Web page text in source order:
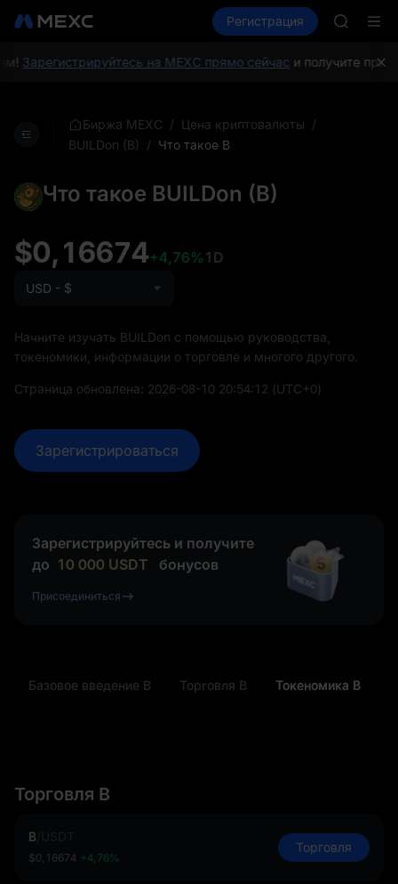
Рынки Спот Фьючерсы
Регистрация
TST
AAOI
Зарегистрируйтесь на MEXC прямо сейчаси получите
Биржа MEXC / Цена криптовалюты /
BUILDon (B)
/ Что такое B
Что такое BUILDon (B)
$0,16674+4,76% 1D
USD - $
Начните изучать BUILDon с помощью руководства,
токеномики, информации о торговле и многого другого.
Страница обновлена: 2026-08-10 20:54:12 (UTC+0)
Зарегистрироваться
Зарегистрируйтесь и получите
до 10 000 USDT бонусов
Присоединиться
Базовое введение B Торговля B Токеномика B
Торговля B
B
$0,16674 +4,76%
Торговля